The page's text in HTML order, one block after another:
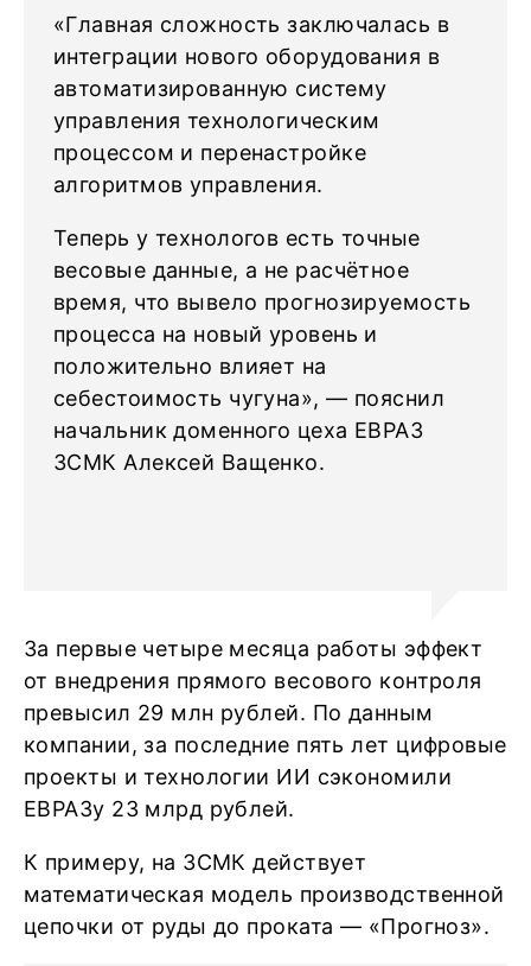
«Главная сложность заключалась в
интеграции нового оборудования в
автоматизированную систему
управления технологическим
процессом и перенастройке
алгоритмов управления.
Теперь у технологов есть точные
весовые данные, а не расчётное
время, что вывело прогнозируемость
процесса на новый уровень и
положительно влияет на
себестоимость чугуна», — пояснил
начальник доменного цеха ЕВРАЗ
ЗСМК Алексей Ващенко.
За первые четыре месяца работы эффект
от внедрения прямого весового контроля
превысил 29 млн рублей. По данным
компании, за последние пять лет цифровые
проекты и технологии ИИ сэкономили
ЕВРАЗу 23 млрд рублей.
К примеру, на ЗСМК действует
математическая модель производственной
цепочки от руды до проката — «Прогноз».